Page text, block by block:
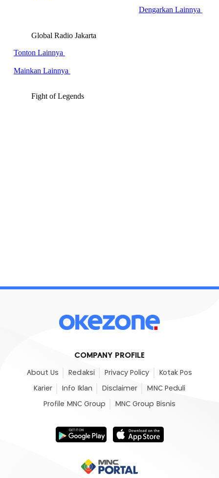
COMPANY PROFILE
About Us Redaksi Privacy Policy Kotak Pos
Karier Info Iklan Disclaimer MNC Peduli
Profile MNC Group MNC Group Bisnis